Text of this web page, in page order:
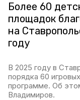
Более 60
площадок
на
году
В 2025 году в
порядка 60
программе. Об
Владимиров.